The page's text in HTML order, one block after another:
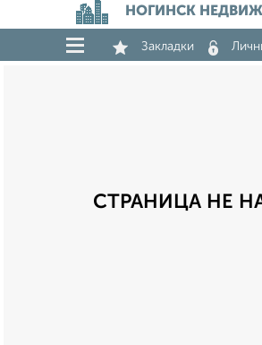
НОГИНСК
Закладки
СТРАНИЦА НЕ